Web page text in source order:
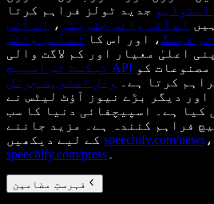
اسٹوڈیو جدید ٹولز فراہم کرتا
اے آئی وائس جنریٹر ،
اے آئی
ڈبنگ، اور اس کا
اے آئی وائس
اعلیٰ معیار اور کم لاگت والی
ٹیکسٹ ٹو اسپیچ API
کرتا ہے۔ وال اسٹریٹ جرنل
اور دیگر بڑے نیوز آؤٹ لیٹس نے
کیا ہے۔ اسپیچفائی دنیا کا سب
فراہم کنندہ ہے۔ مزید جاننے
speechify.com/news ،
speechify.com/press۔
فہرستِ مضامین